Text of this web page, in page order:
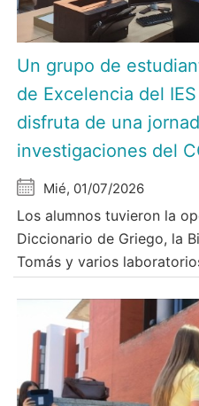
Un grupo de
de Excelencia del
disfruta de una
investigaciones del
Mié, 01/07/2026
Los alumnos tuvieron la
Diccionario de Griego, la
Tomás y varios